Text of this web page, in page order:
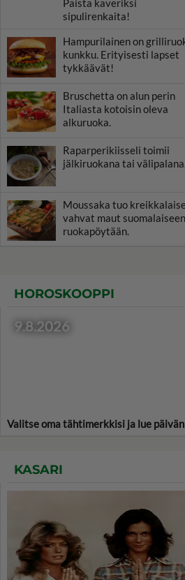
Paista kaveriksi
sipulirenkaita!
Hampurilainen on
kunkku. Erityisesti lapset
tykkäävät!
Bruschetta on alun perin
Italiasta kotoisin oleva
alkuruoka.
Raparperikiisseli toimii
jälkiruokana tai
Moussaka tuo
vahvat maut suomalaiseen
ruokapöytään.
HOROSKOOPPI
9.8.2026
Valitse oma tähtimerkkisi ja lue
KASARI